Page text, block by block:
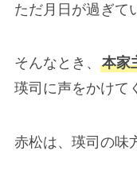
ただ月日が過ぎて
そんなとき、 本家
瑛司に声をかけて
赤松は、瑛司の味